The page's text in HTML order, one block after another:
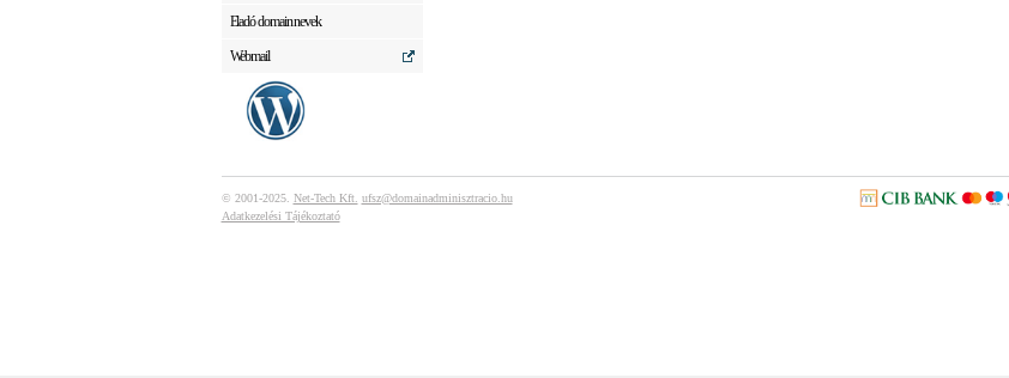
Eladó domain nevek
Webmail
© 2001-2025. Net-Tech Kft. ufsz@domainadminisztracio.hu
Adatkezelési Tájékoztató